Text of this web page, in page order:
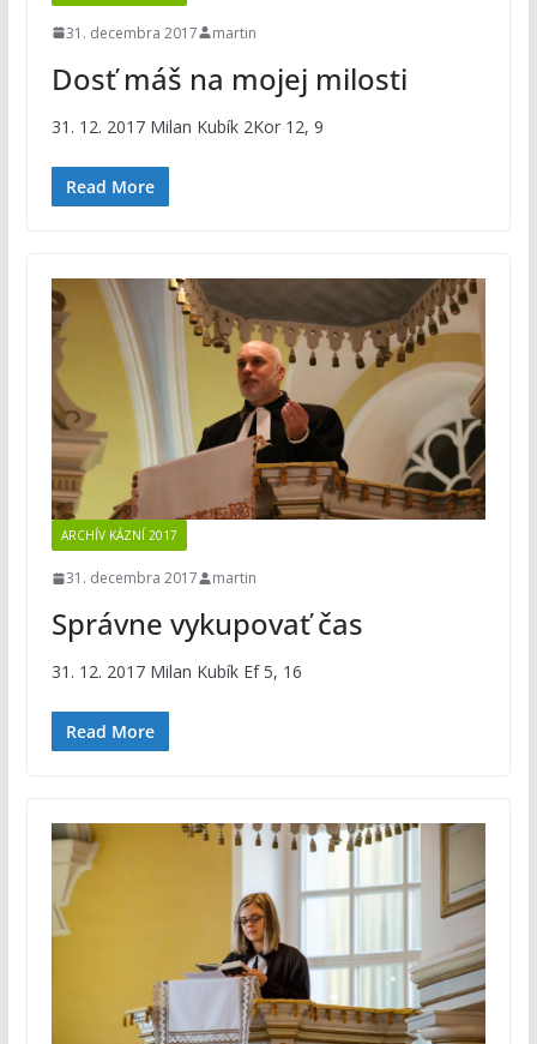
31. decembra 2017 martin
Dosť máš na mojej milosti
31. 12. 2017 Milan Kubík 2Kor 12, 9
Read More
ARCHÍV KÁZNÍ 2017
31. decembra 2017 martin
Správne vykupovať čas
31. 12. 2017 Milan Kubík Ef 5, 16
Read More